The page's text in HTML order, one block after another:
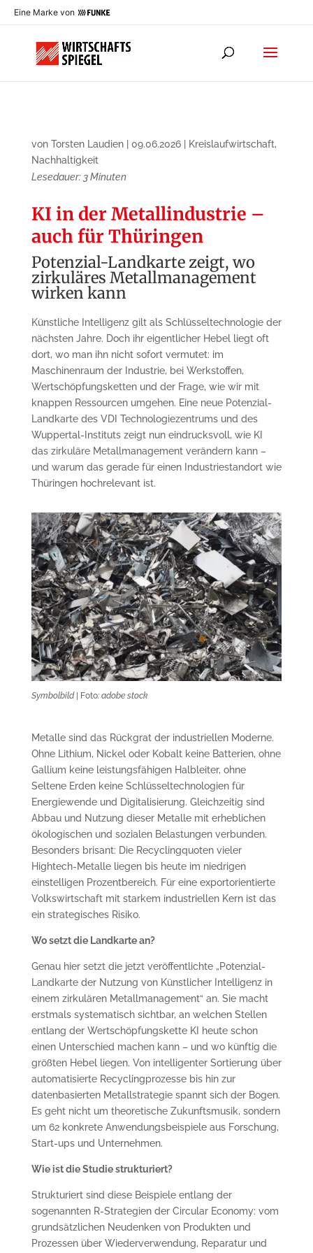
Eine Marke von
von Torsten Laudien| 09.06.2026| Kreislaufwirtschaft,
Nachhaltigkeit
Lesedauer: 3 Minuten
KI in der Metallindustrie –
auch für Thüringen
Potenzial-Landkarte zeigt, wo
zirkuläres Metallmanagement
wirken kann
Künstliche Intelligenz gilt als Schlüsseltechnologie der
nächsten Jahre. Doch ihr eigentlicher Hebel liegt oft
dort, wo man ihn nicht sofort vermutet: im
Maschinenraum der Industrie, bei Werkstoffen,
Wertschöpfungsketten und der Frage, wie wir mit
knappen Ressourcen umgehen. Eine neue Potenzial-
Landkarte des VDI Technologiezentrums und des
Wuppertal-Instituts zeigt nun eindrucksvoll, wie KI
das zirkuläre Metallmanagement verändern kann –
und warum das gerade für einen Industriestandort wie
Thüringen hochrelevant ist.
Symbolbild | Foto: adobe stock
Metalle sind das Rückgrat der industriellen Moderne.
Ohne Lithium, Nickel oder Kobalt keine Batterien, ohne
Gallium keine leistungsfähigen Halbleiter, ohne
Seltene Erden keine Schlüsseltechnologien für
Energiewende und Digitalisierung. Gleichzeitig sind
Abbau und Nutzung dieser Metalle mit erheblichen
ökologischen und sozialen Belastungen verbunden.
Besonders brisant: Die Recyclingquoten vieler
Hightech-Metalle liegen bis heute im niedrigen
einstelligen Prozentbereich. Für eine exportorientierte
Volkswirtschaft mit starkem industriellen Kern ist das
ein strategisches Risiko.
Wo setzt die Landkarte an?
Genau hier setzt die jetzt veröffentlichte „Potenzial-
Landkarte der Nutzung von Künstlicher Intelligenz in
einem zirkulären Metallmanagement“ an. Sie macht
erstmals systematisch sichtbar, an welchen Stellen
entlang der Wertschöpfungskette KI heute schon
einen Unterschied machen kann – und wo künftig die
größten Hebel liegen. Von intelligenter Sortierung über
automatisierte Recyclingprozesse bis hin zur
datenbasierten Metallstrategie spannt sich der Bogen.
Es geht nicht um theoretische Zukunftsmusik, sondern
um 62 konkrete Anwendungsbeispiele aus Forschung,
Start-ups und Unternehmen.
Wie ist die Studie strukturiert?
Strukturiert sind diese Beispiele entlang der
sogenannten R-Strategien der Circular Economy: vom
grundsätzlichen Neudenken von Produkten und
Prozessen über Wiederverwendung, Reparatur und